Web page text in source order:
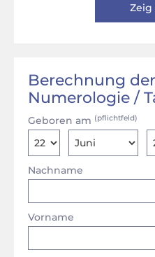
Berechnung
Numerologie /
Nachname
Vorname
Geboren am (pflichtfeld)